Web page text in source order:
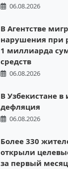
06.08.2026
В Агентстве
нарушения при
1 миллиарда
средств
06.08.2026
В Узбекистане
дефляция
06.08.2026
Более 330
открыли
за первый